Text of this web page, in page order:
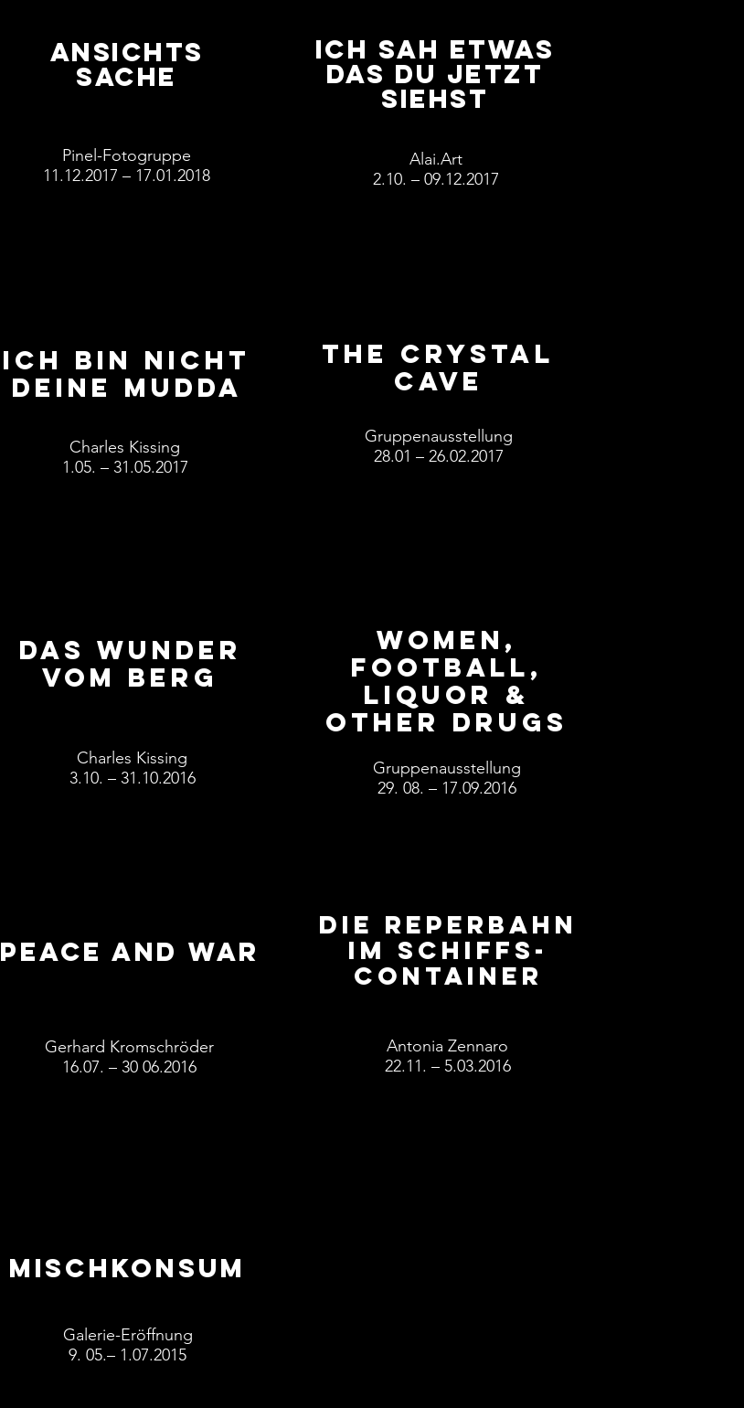
Mischkonsum
Galerie-Eröffnung
9. 05.– 1.07.2015
peace and war
Die Reperbahn
im Schiffs-
container
Gerhard Kromschröder
16.07. – 30 06.2016
Antonia Zennaro
22.11. – 5.03.2016
das wunder
vom Berg
Women,
Football,
Liquor &
other Drugs
Charles Kissing
3.10. – 31.10.2016
Gruppenausstellung
29. 08. – 17.09.2016
ICH bin nicht
deine mudda
THE crystal
cave
Charles Kissing
1.05. – 31.05.2017
Gruppenausstellung
28.01 – 26.02.2017
ANSICHTS
SACHE
Ich sah etwas
das du jetzt
siehst
Pinel-Fotogruppe
11.12.2017 – 17.01.2018
Alai.Art
2.10. – 09.12.2017